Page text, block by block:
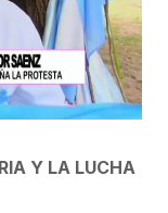
Y LA LUCHA